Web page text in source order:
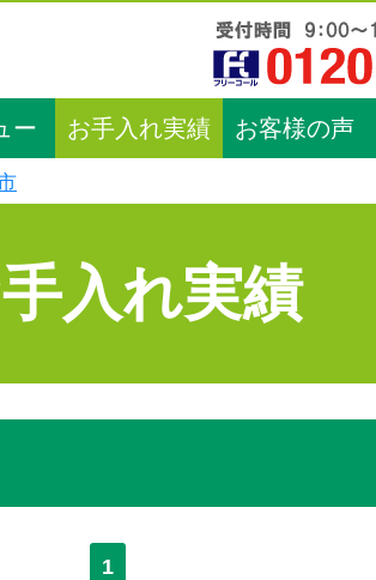
ー お手入れ実績 お客様の声
入れ実績
1